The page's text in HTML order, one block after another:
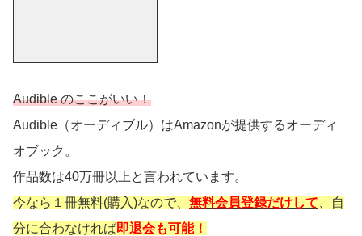
Audible のここがいい！
Audible（オーディブル）はAmazonが提供するオーディ
オブック。
作品数は40万冊以上と言われています。
今なら１冊無料(購入)なので、 無料会員登録だけして 、自
分に合わなければ即退会も可能！